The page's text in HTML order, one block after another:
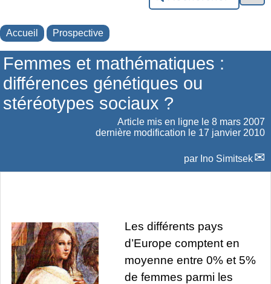
Accueil Prospective
Femmes et mathématiques :
différences génétiques ou
stéréotypes sociaux ?
Article mis en ligne le 8 mars 2007
dernière modification le 17 janvier 2010
par Ino Simitsek
Les différents pays
d’Europe comptent en
moyenne entre 0% et 5%
de femmes parmi les